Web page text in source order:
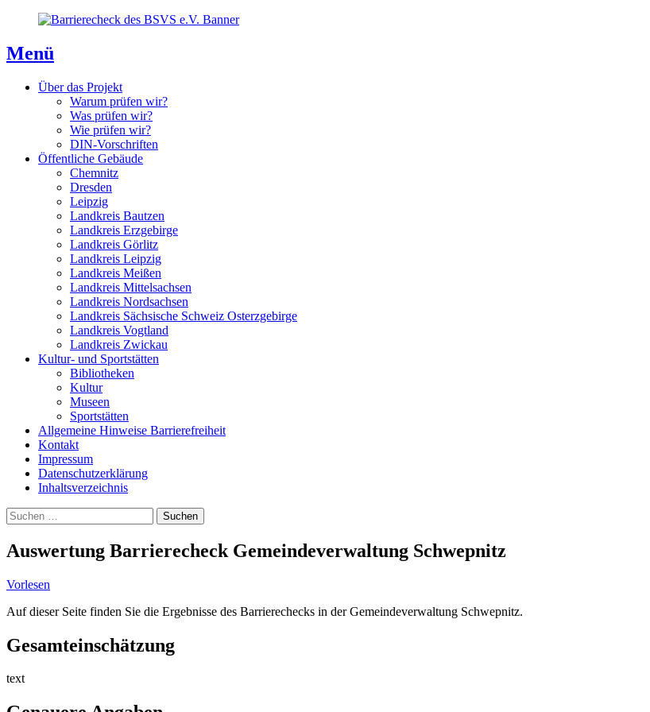
Inhaltsverzeichnis
Kontaktseite
Inhalt
Menü
Über das Projekt
Warum prüfen wir?
Was prüfen wir?
Wie prüfen wir?
DIN-Vorschriften
Öffentliche Gebäude
Chemnitz
Dresden
Leipzig
Landkreis Bautzen
Landkreis Erzgebirge
Landkreis Görlitz
Landkreis Leipzig
Landkreis Meißen
Landkreis Mittelsachsen
Landkreis Nordsachsen
Landkreis Sächsische Schweiz Osterzgebirge
Landkreis Vogtland
Landkreis Zwickau
Kultur- und Sportstätten
Bibliotheken
Kultur
Museen
Sportstätten
Allgemeine Hinweise Barrierefreiheit
Kontakt
Impressum
Datenschutzerklärung
Inhaltsverzeichnis
Suche
Suchen
nach:
Auswertung Barrierecheck Gemeindeverwaltung Schwepnitz
Vorlesen
Auf dieser Seite finden Sie die Ergebnisse des Barrierechecks in der Gemeindeverwaltung Schwepnitz.
Gesamteinschätzung
text